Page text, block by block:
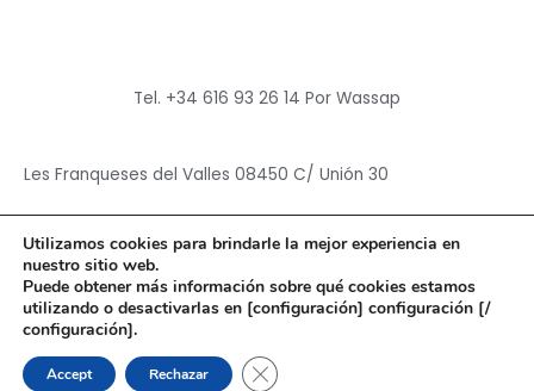
Tel. +34 616 93 26 14 Por Wassap
Les Franqueses del Valles 08450 C/ Unión 30
Copyright © 2026Hun Yuan Chen
Powered byHun Yuan Chen
Utilizamos cookies para brindarle la mejor experiencia en
nuestro sitio web.
Puede obtener más información sobre qué cookies estamos
utilizando o desactivarlas en [configuración] configuración [/
configuración].
Accept Rechazar CERRAR EL BANNER DE